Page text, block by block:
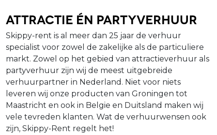
Attractie én Partyverhuur
Skippy-rent is al meer dan 25 jaar de verhuur
specialist voor zowel de zakelijke als de particuliere
markt. Zowel op het gebied van attractieverhuur als
partyverhuur zijn wij de meest uitgebreide
verhuurpartner in Nederland. Niet voor niets
leveren wij onze producten van Groningen tot
Maastricht en ook in Belgie en Duitsland maken wij
vele tevreden klanten. Wat de verhuurwensen ook
zijn, Skippy-Rent regelt het!